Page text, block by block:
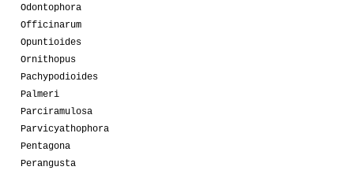
Odontophora
Officinarum
Opuntioides
Ornithopus
Pachypodioides
Palmeri
Parciramulosa
Parvicyathophora
Pentagona
Perangusta